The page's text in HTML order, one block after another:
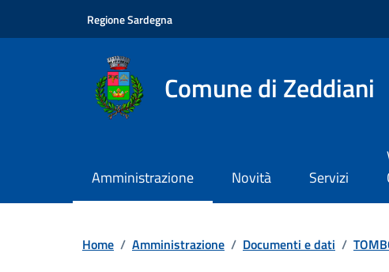
Regione Sardegna
Comune di Zeddiani
Amministrazione Novità Servizi
Home / Amministrazione / Documenti e dati /